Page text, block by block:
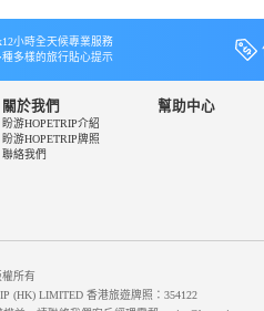
小時全天候專業服務
種多樣的旅行貼心提示
關於我們
盼游HOPETRIP介紹
盼游HOPETRIP牌照
聯絡我們
幫助中心
所有
(HK) LIMITED 香港旅遊牌照：354122